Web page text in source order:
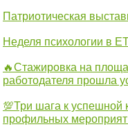
Патриотическая
Неделя психологии в
🔥Стажировка на
работодателя прошла
💯Три шага к успешной
профильных